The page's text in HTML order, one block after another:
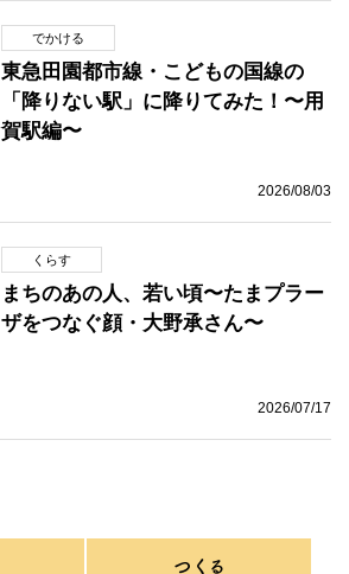
でかける
東急田園都市線・こどもの国線の
「降りない駅」に降りてみた！〜用
賀駅編〜
2026/08/03
くらす
まちのあの人、若い頃〜たまプラー
ザをつなぐ顔・大野承さん〜
2026/07/17